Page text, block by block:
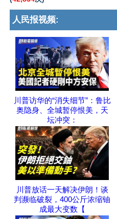
人民报视频:
川普访华的“消失细节”：鲁比
奥隐身、全城暂停恨美，天
坛冲突：
川普放话一天解决伊朗！谈
判濒临破裂，400公斤浓缩铀
成最大变数【